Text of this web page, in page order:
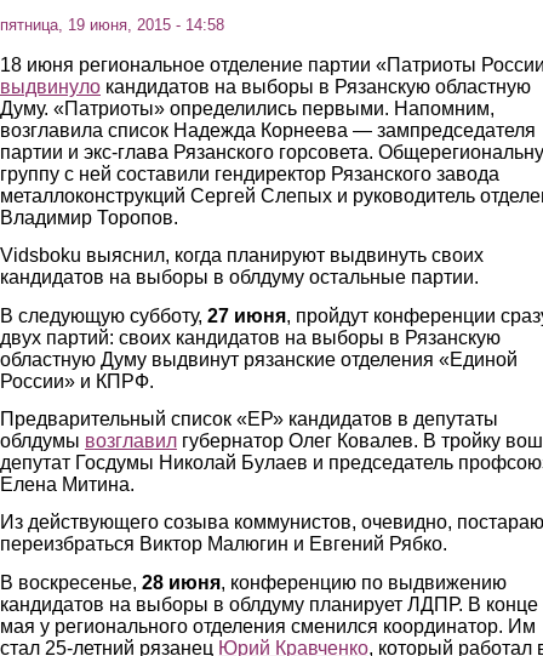
пятница, 19 июня, 2015 - 14:58
18 июня региональное отделение партии «Патриоты
выдвинуло кандидатов на выборы в Рязанскую областную
Думу. «Патриоты» определились первыми. Напомним,
возглавила список Надежда Корнеева — зампредседателя
партии и экс-глава Рязанского горсовета.
группу с ней составили гендиректор Рязанского завода
металлоконструкций Сергей Слепых и руководитель
Владимир Торопов.
Vidsboku выяснил, когда планируют выдвинуть своих
кандидатов на выборы в облдуму остальные партии.
В следующую субботу, 27 июня, пройдут конференции
двух партий: своих кандидатов на выборы в Рязанскую
областную Думу выдвинут рязанские отделения «Единой
России» и КПРФ.
Предварительный список «ЕР» кандидатов в депутаты
облдумы возглавил губернатор Олег Ковалев. В тройку
депутат Госдумы Николай Булаев и председатель
Елена Митина.
Из действующего созыва коммунистов, очевидно,
переизбраться Виктор Малюгин и Евгений Рябко.
В воскресенье, 28 июня, конференцию по выдвижению
кандидатов на выборы в облдуму планирует ЛДПР. В конце
мая у регионального отделения сменился координатор. Им
стал 25-летний рязанец Юрий Кравченко, который работал